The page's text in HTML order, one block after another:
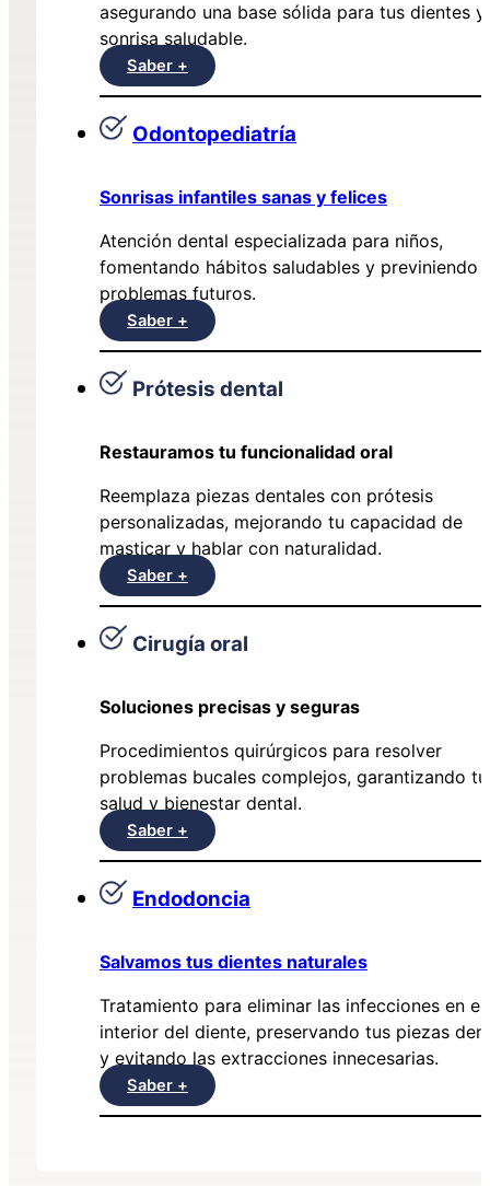
asegurando una base sólida para tus dientes y
sonrisa saludable.
Saber +
Odontopediatría
Sonrisas infantiles sanas y felices
Atención dental especializada para niños,
fomentando hábitos saludables y previniendo
problemas futuros.
Saber +
Prótesis dental
Restauramos tu funcionalidad oral
Reemplaza piezas dentales con prótesis
personalizadas, mejorando tu capacidad de
masticar y hablar con naturalidad.
Saber +
Cirugía oral
Soluciones precisas y seguras
Procedimientos quirúrgicos para resolver
problemas bucales complejos, garantizando tu
salud y bienestar dental.
Saber +
Endodoncia
Salvamos tus dientes naturales
Tratamiento para eliminar las infecciones en el
interior del diente, preservando tus piezas
y evitando las extracciones innecesarias.
Saber +